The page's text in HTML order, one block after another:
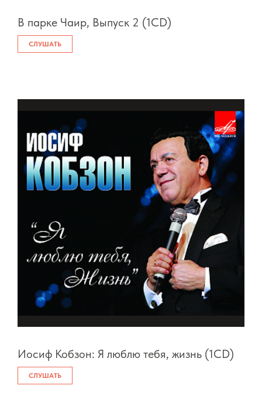
В парке Чаир, Выпуск 2 (1CD)
СЛУШАТЬ
Иосиф Кобзон: Я люблю тебя, жизнь (1CD)
СЛУШАТЬ